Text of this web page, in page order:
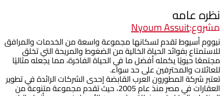
نظره عامه
مشروع:Nyoum Assuit
نيووم أسيوط تقدم لسكانها مجموعة واسعة من الخدمات والمرافق
للاستمتاع بفوائد الحياة الخالية من الضغوط والمريحة التي تخلق
مجتمعًا حيويًا يكمله أفضل ما في الحياة الفاخرة، مما يجعله مثاليًا
للعائلات والمحترفين على حد سواء.
تعتبر شركة المطورون العرب القابضة إحدى الشركات الرائدة في تطوير
العقارات في مصر منذ عام 2005، حيث تقدم مجموعة متنوعة من